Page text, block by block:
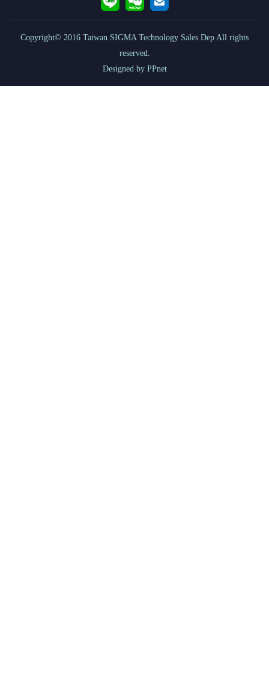
Copyright© 2016 Taiwan SIGMA Technology Sales Dep All rights
reserved.
Designed by PPnet